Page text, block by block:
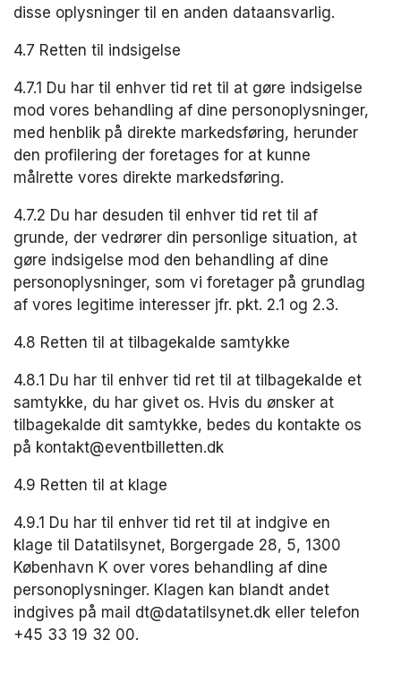
disse oplysninger til en anden dataansvarlig.
4.7 Retten til indsigelse
4.7.1 Du har til enhver tid ret til at gøre indsigelse
mod vores behandling af dine personoplysninger,
med henblik på direkte markedsføring, herunder
den profilering der foretages for at kunne
målrette vores direkte markedsføring.
4.7.2 Du har desuden til enhver tid ret til af
grunde, der vedrører din personlige situation, at
gøre indsigelse mod den behandling af dine
personoplysninger, som vi foretager på grundlag
af vores legitime interesser jfr. pkt. 2.1 og 2.3.
4.8 Retten til at tilbagekalde samtykke
4.8.1 Du har til enhver tid ret til at tilbagekalde et
samtykke, du har givet os. Hvis du ønsker at
tilbagekalde dit samtykke, bedes du kontakte os
på kontakt@eventbilletten.dk​
4.9 Retten til at klage
4.9.1 Du har til enhver tid ret til at indgive en
klage til Datatilsynet, Borgergade 28, 5, 1300
København K over vores behandling af dine
personoplysninger. ​​Klagen kan blandt andet
indgives på mail dt@datatilsynet.dk eller telefon
+45 33 19 32 00.​